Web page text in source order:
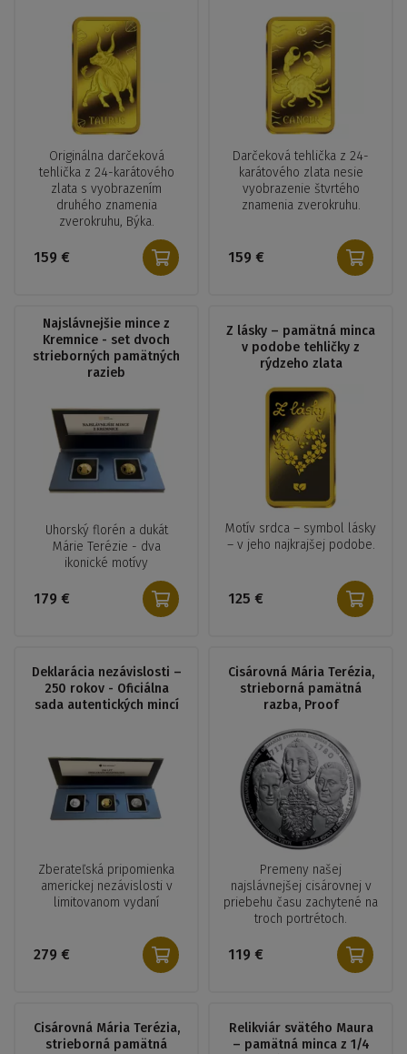
Originálna darčeková
tehlička z 24-karátového
zlata s vyobrazením
druhého znamenia
zverokruhu, Býka.
159 €
Darčeková tehlička z 24-
karátového zlata nesie
vyobrazenie štvrtého
znamenia zverokruhu.
159 €
Najslávnejšie mince z
Kremnice - set dvoch
strieborných pamätných
razieb
Uhorský florén a dukát
Márie Terézie - dva
ikonické motívy
179 €
Z lásky – pamätná minca
v podobe tehličky z
rýdzeho zlata
Motív srdca – symbol lásky
– v jeho najkrajšej podobe.
125 €
Deklarácia nezávislosti –
250 rokov - Oficiálna
sada autentických mincí
Zberateľská pripomienka
americkej nezávislosti v
limitovanom vydaní
279 €
Cisárovná Mária Terézia,
strieborná pamätná
razba, Proof
Premeny našej
najslávnejšej cisárovnej v
priebehu času zachytené na
troch portrétoch.
119 €
Cisárovná Mária Terézia,
strieborná pamätná
Relikviár svätého Maura
– pamätná minca z 1/4